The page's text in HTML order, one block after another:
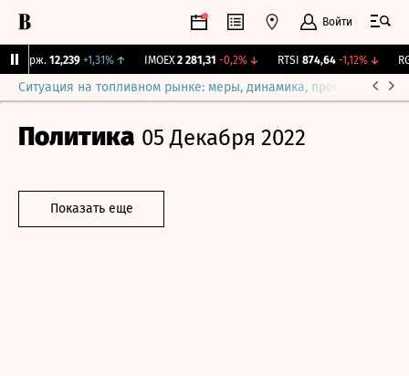
Войти
Бирж. 12,239 +1,31% ↑ IMOEX 2 281,31 -0,2%↓ RTSI 874,64 -1,12%↓
Ситуация на топливном рынке: меры, динамика, прогнозы
Политика 05 Декабря 2022
Показать еще